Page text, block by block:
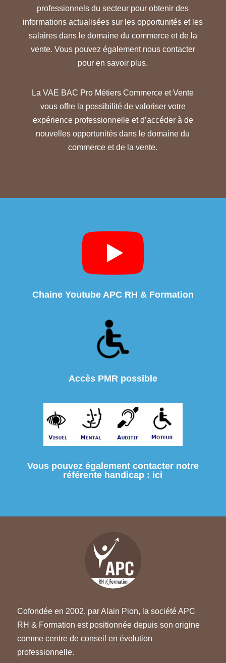
professionnels du secteur pour obtenir des
informations actualisées sur les opportunités et les
salaires dans le domaine du commerce et de la
vente. Vous pouvez également nous contacter
pour en savoir plus.
La VAE BAC Pro Métiers Commerce et Vente
vous offre la possibilité de valoriser votre
expérience professionnelle et d’accéder à de
nouvelles opportunités dans le domaine du
commerce et de la vente.
Chaine Youtube APC RH & Formation
Accès PMR possible
Vous pouvez également contacter notre
référente handicap : ici
Cofondée en 2002, par Alain Pion, la société APC
RH & Formation est positionnée depuis son origine
comme centre de conseil en évolution
professionnelle.